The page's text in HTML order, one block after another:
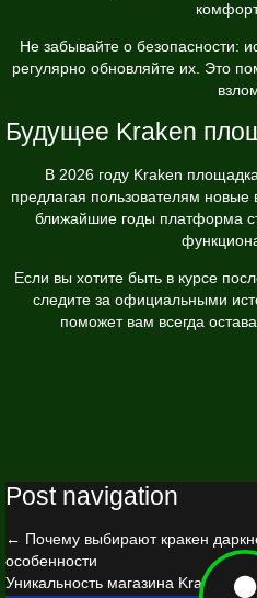
Не забывайте о безопасности:
регулярно обновляйте их. Это
Будущее Kraken
В 2026 году Kraken
предлагая пользователям
ближайшие годы платформа
Если вы хотите быть в курсе
следите за официальными
поможет вам всегда
Post navigation
← Почему выбирают кракен
особенности
Уникальность магазина Kraken: